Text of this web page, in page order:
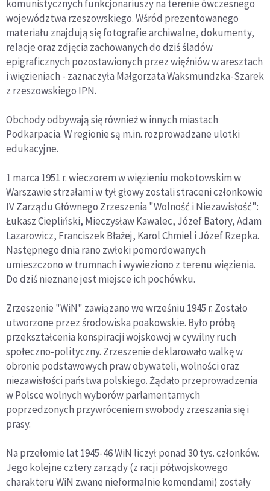
komunistycznych funkcjonariuszy na terenie ówczesnego
województwa rzeszowskiego. Wśród prezentowanego
materiału znajdują się fotografie archiwalne, dokumenty,
relacje oraz zdjęcia zachowanych do dziś śladów
epigraficznych pozostawionych przez więźniów w aresztach
i więzieniach - zaznaczyła Małgorzata Waksmundzka-Szarek
z rzeszowskiego IPN.
Obchody odbywają się również w innych miastach
Podkarpacia. W regionie są m.in. rozprowadzane ulotki
edukacyjne.
1 marca 1951 r. wieczorem w więzieniu mokotowskim w
Warszawie strzałami w tył głowy zostali straceni członkowie
IV Zarządu Głównego Zrzeszenia "Wolność i Niezawisłość":
Łukasz Ciepliński, Mieczysław Kawalec, Józef Batory, Adam
Lazarowicz, Franciszek Błażej, Karol Chmiel i Józef Rzepka.
Następnego dnia rano zwłoki pomordowanych
umieszczono w trumnach i wywieziono z terenu więzienia.
Do dziś nieznane jest miejsce ich pochówku.
Zrzeszenie "WiN" zawiązano we wrześniu 1945 r. Zostało
utworzone przez środowiska poakowskie. Było próbą
przekształcenia konspiracji wojskowej w cywilny ruch
społeczno-polityczny. Zrzeszenie deklarowało walkę w
obronie podstawowych praw obywateli, wolności oraz
niezawisłości państwa polskiego. Żądało przeprowadzenia
w Polsce wolnych wyborów parlamentarnych
poprzedzonych przywróceniem swobody zrzeszania się i
prasy.
Na przełomie lat 1945-46 WiN liczył ponad 30 tys. członków.
Jego kolejne cztery zarządy (z racji półwojskowego
charakteru WiN zwane nieformalnie komendami) zostały